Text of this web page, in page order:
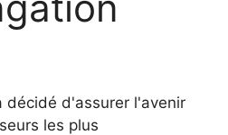
décidé d'assurer l'avenir
les plus